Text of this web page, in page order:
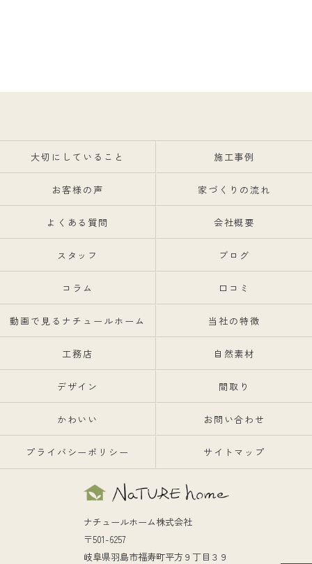
大切にしていること 施工事例
お客様の声 家づくりの流れ
よくある質問 会社概要
スタッフ ブログ
コラム 口コミ
動画で見るナチュールホーム 当社の特徴
工務店 自然素材
デザイン 間取り
かわいい お問い合わせ
プライバシーポリシー サイトマップ
ナチュールホーム株式会社
〒501-6257
岐阜県羽島市福寿町平方９丁目３９